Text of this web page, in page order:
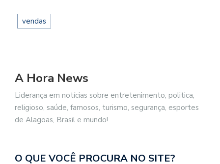
vendas
A Hora News
Liderança em notícias sobre entretenimento, politica,
religioso, saúde, famosos, turismo, segurança, esportes
de Alagoas, Brasil e mundo!
O QUE VOCÊ PROCURA NO SITE?